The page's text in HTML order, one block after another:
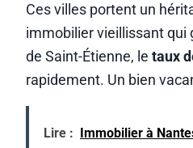
Ces villes portent un
immobilier vieillissant qui
de Saint-Étienne, le taux
rapidement. Un bien
Lire : Immobilier à